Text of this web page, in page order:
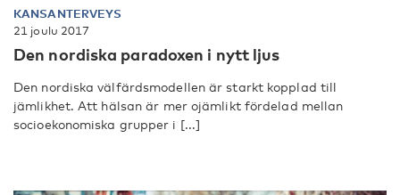
KANSANTERVEYS
21 joulu 2017
Den nordiska paradoxen i nytt ljus
Den nordiska välfärdsmodellen är starkt kopplad till
jämlikhet. Att hälsan är mer ojämlikt fördelad mellan
socioekonomiska grupper i [...]